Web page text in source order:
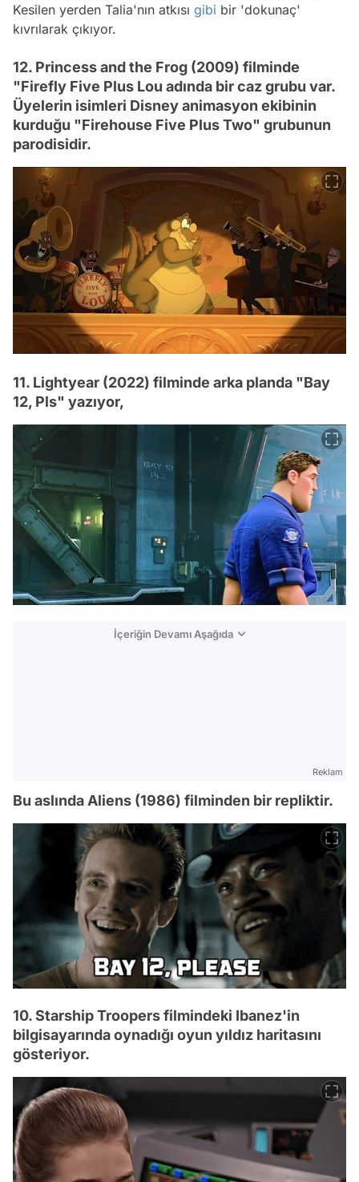
Kesilen yerden Talia'nın atkısı gibi bir 'dokunaç'
kıvrılarak çıkıyor.
12. Princess and the Frog (2009) filminde
"Firefly Five Plus Lou adında bir caz grubu var.
Üyelerin isimleri Disney animasyon ekibinin
kurduğu "Firehouse Five Plus Two" grubunun
parodisidir.
11. Lightyear (2022) filminde arka planda "Bay
12, Pls" yazıyor,
İçeriğin Devamı Aşağıda
Reklam
Bu aslında Aliens (1986) filminden bir repliktir.
10. Starship Troopers filmindeki Ibanez'in
bilgisayarında oynadığı oyun yıldız haritasını
gösteriyor.